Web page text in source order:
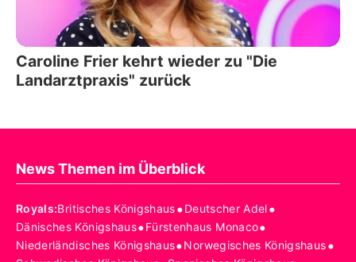
Caroline Frier kehrt wieder zu "Die
Landarztpraxis" zurück
News Themen im Überblick
Royals:Britisches Königshaus•Deutscher Adel•
Dänisches Königshaus•Fürstenhaus Monaco•
Niederländisches Königshaus•Norwegisches Königshaus•